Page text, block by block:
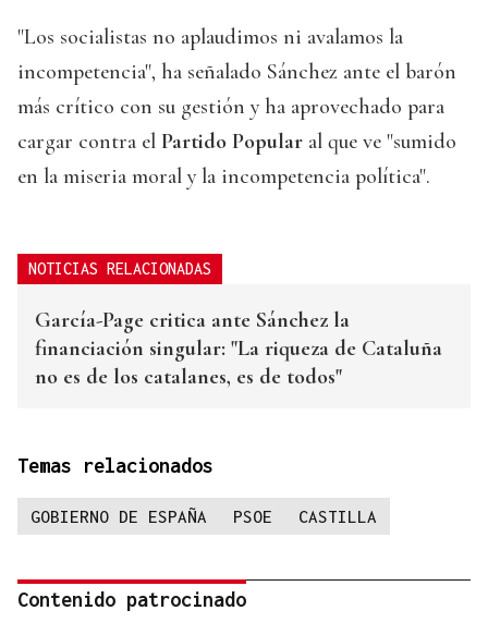
"Los socialistas no aplaudimos ni avalamos la
incompetencia", ha señalado Sánchez ante el barón
más crítico con su gestión y ha aprovechado para
cargar contra el Partido Popular al que ve "sumido
en la miseria moral y la incompetencia política".
NOTICIAS RELACIONADAS
García-Page critica ante Sánchez la
financiación singular: "La riqueza de Cataluña
no es de los catalanes, es de todos"
Temas relacionados
GOBIERNO DE ESPAÑA PSOE CASTILLA
Contenido patrocinado